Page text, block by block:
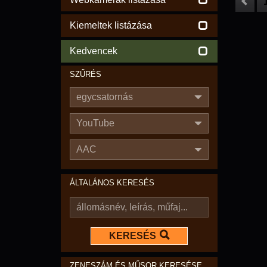
Kiemeltek listázása
Kedvencek
SZŰRÉS
egycsatornás
YouTube
AAC
ÁLTALÁNOS KERESÉS
KERESÉS